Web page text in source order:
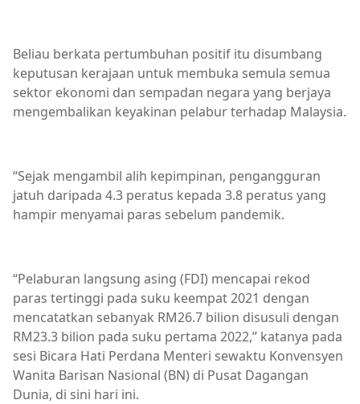
Beliau berkata pertumbuhan positif itu disumbang
keputusan kerajaan untuk membuka semula semua
sektor ekonomi dan sempadan negara yang berjaya
mengembalikan keyakinan pelabur terhadap Malaysia.
“Sejak mengambil alih kepimpinan, pengangguran
jatuh daripada 4.3 peratus kepada 3.8 peratus yang
hampir menyamai paras sebelum pandemik.
“Pelaburan langsung asing (FDI) mencapai rekod
paras tertinggi pada suku keempat 2021 dengan
mencatatkan sebanyak RM26.7 bilion disusuli dengan
RM23.3 bilion pada suku pertama 2022,” katanya pada
sesi Bicara Hati Perdana Menteri sewaktu Konvensyen
Wanita Barisan Nasional (BN) di Pusat Dagangan
Dunia, di sini hari ini.